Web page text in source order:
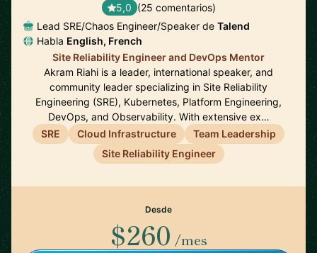
5,0 (25 comentarios)
Lead SRE/Chaos Engineer/Speaker de Talend
Habla English, French
Site Reliability Engineer and DevOps Mentor
Akram Riahi is a leader, international speaker, and
community leader specializing in Site Reliability
Engineering (SRE), Kubernetes, Platform Engineering,
DevOps, and Observability. With extensive ex…
SRE
Cloud Infrastructure
Team Leadership
Site Reliability Engineer
Desde
$260 /mes